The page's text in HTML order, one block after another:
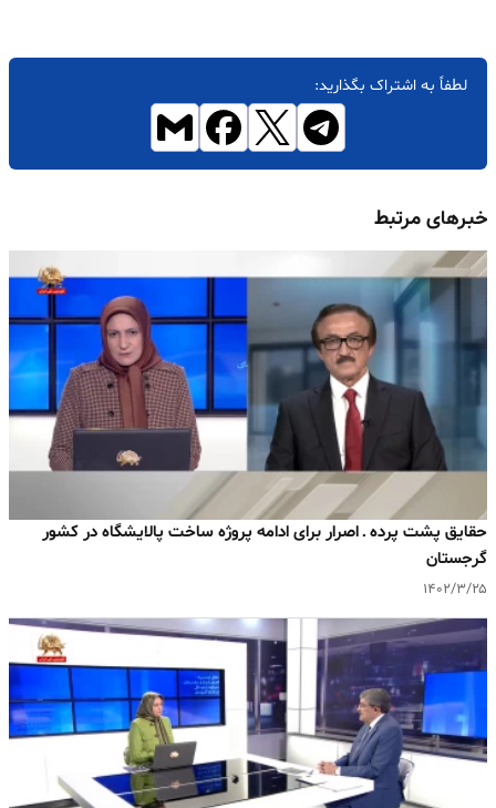
لطفاً به اشتراک بگذارید:
خبرهای مرتبط
حقایق پشت پرده ـ اصرار برای ادامه پروژه ساخت پالایشگاه در کشور
گرجستان
۱۴۰۲/۳/۲۵